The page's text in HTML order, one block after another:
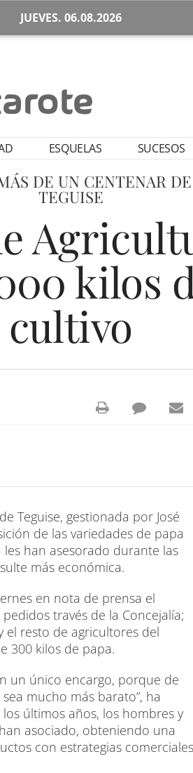
JUEVES. 06.08.2026
ESQUELAS SUCESOS
DE UN CENTENAR
TEGUISE
kilos
cultivo
Teguise, gestionada por José
de las variedades de papa
les han asesorado durante las
más económica.
en nota de prensa el
través de la Concejalía;
el resto de agricultores del
300 kilos de papa.
un único encargo, porque de
mucho más barato”, ha
últimos años, los hombres y
asociado, obteniendo una
con estrategias comerciales